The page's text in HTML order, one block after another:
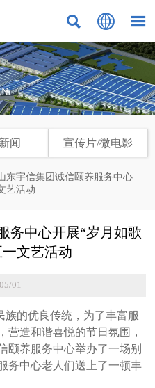
  
闻 宣传片/微电影
东宇信集团诚信颐养服务中心
艺活动
务中心开展“岁月如歌
文艺活动
01
的优良传统，为了丰富服
营造和谐喜悦的节日氛围，
颐养服务中心举办了一场别
务中心老人们送上了一顿丰